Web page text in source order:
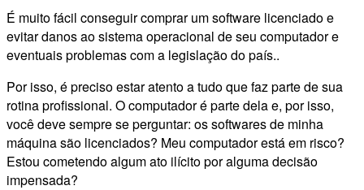
É muito fácil conseguir comprar um software licenciado e
evitar danos ao sistema operacional de seu computador e
eventuais problemas com a legislação do país..
Por isso, é preciso estar atento a tudo que faz parte de sua
rotina profissional. O computador é parte dela e, por isso,
você deve sempre se perguntar: os softwares de minha
máquina são licenciados? Meu computador está em risco?
Estou cometendo algum ato ilícito por alguma decisão
impensada?